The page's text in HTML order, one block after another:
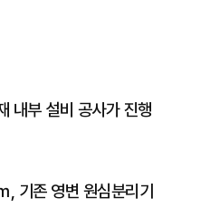
내부 설비 공사가 진행
기존 영변 원심분리기